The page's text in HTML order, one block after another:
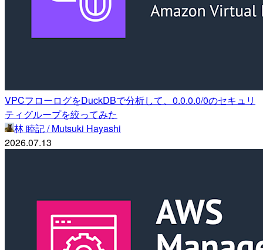
VPCフローログをDuckDBで分析して、0.0.0.0/0のセキュリ
ティグループを絞ってみた
林 睦記 / Mutsuki Hayashi
2026.07.13